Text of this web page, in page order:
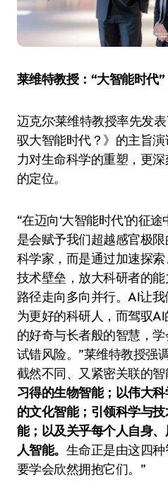
莱维特教授：“大智能时代
迈克尔·莱维特教授率先发
驭大智能时代？》的主旨
力对生命科学的重塑，更
的定位。
“在迈向‘大智能时代’的征
是会赋予我们超越感官极
科学家，而是通过加速探
技术壁垒，放大科研者的
路径走向多向并行。AI让
为更好的科研人，而驾驭
的好奇与长者般的智慧，
试错风险。”莱维特教授强
截然不同、又紧密关联的
习得的生物智能；以伟大
的文化智能；引领科学与
能；以及关乎每个人自身
人智能。 生命正是由这四
要学会欣然拥抱它们。”